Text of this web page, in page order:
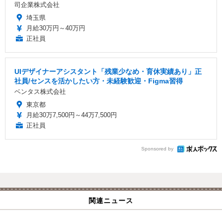
司企業株式会社
埼玉県
月給30万円～40万円
正社員
UIデザイナーアシスタント「残業少なめ・育休実績あり」正
社員/センスを活かしたい方・未経験歓迎・Figma習得
ベンタス株式会社
東京都
月給30万7,500円～44万7,500円
正社員
Sponsored by
関連ニュース